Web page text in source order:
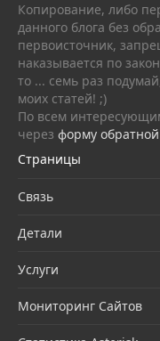
Копирование, либо
данного блога без
первоисточник,
наказывается по
то ... семь раз
моих статей! ;)
По всем
через форму обратной
Страницы
Связь
Детали
Услуги
Мониторинг Сайтов